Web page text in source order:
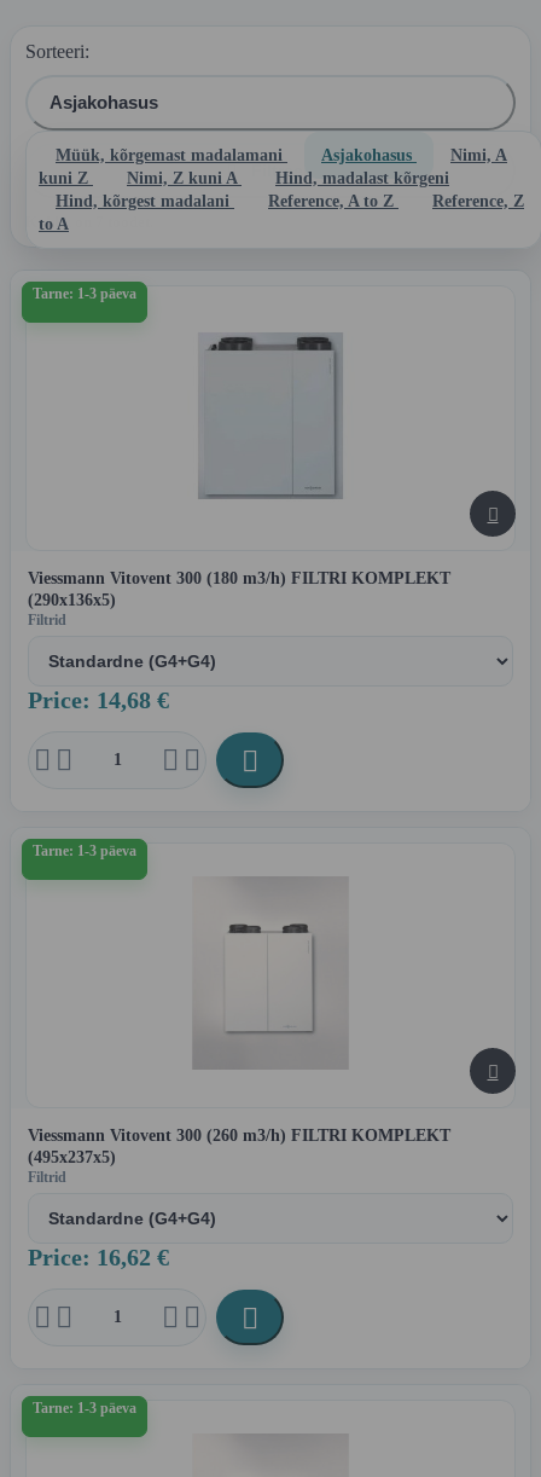
Kokku on 7 toodet.
Sorteeri:
Asjakohasus
Müük, kõrgemast madalamani Asjakohasus
Nimi, A
kuni Z
Nimi, Z kuni A
Hind, madalast kõrgeni
Hind, kõrgest madalani
Reference, A to Z
Reference, Z
to A
 Filtreeri
Tarne: 1-3 päeva

Viessmann Vitovent 300 (180 m3/h) FILTRI KOMPLEKT
(290x136x5)
Filtrid
Price: 14,68 €
    
Tarne: 1-3 päeva

Viessmann Vitovent 300 (260 m3/h) FILTRI KOMPLEKT
(495x237x5)
Filtrid
Price: 16,62 €
    
Tarne: 1-3 päeva